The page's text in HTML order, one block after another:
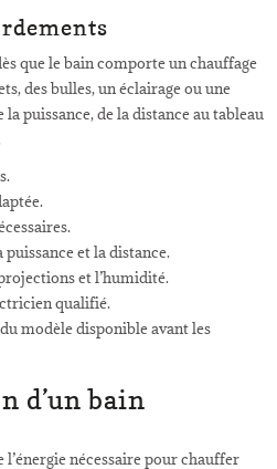
que le bain comporte un chauffage
des bulles, un éclairage ou une
puissance, de la distance au tableau
et la distance.
et l’humidité.
qualifié.
modèle disponible avant les
d’un bain
nécessaire pour chauffer